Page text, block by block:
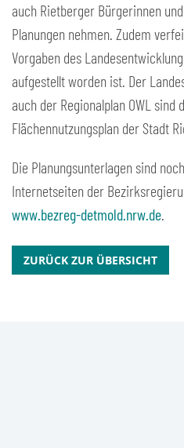
auch Rietberger Bürgerinnen
Planungen nehmen. Zudem
Vorgaben des
aufgestellt worden ist. Der
auch der Regionalplan OWL sind
Flächennutzungsplan der Stadt
Die Planungsunterlagen sind
Internetseiten der
www.bezreg-detmold.nrw.de.
ZURÜCK ZUR ÜBERSICHT